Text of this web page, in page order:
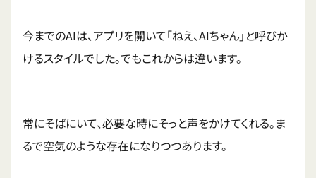
今までのAIは、アプリを開いて「ねえ、AIちゃん」と呼びか
けるスタイルでした。でもこれからは違います。
常にそばにいて、必要な時にそっと声をかけてくれる。ま
るで空気のような存在になりつつあります。